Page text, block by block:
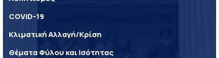
COVID-19
Κλιματική Αλλαγή/Κρίση
Θέματα Φύλου και Ισότητας